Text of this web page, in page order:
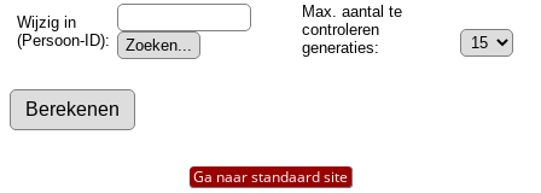
Wijzig in
(Persoon-ID):
Max. aantal te
controleren
generaties:
Ga naar standaard site